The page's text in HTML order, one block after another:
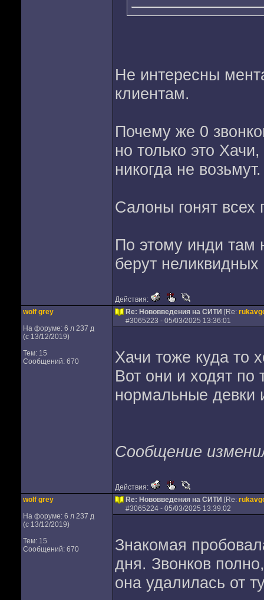
Не интересны
клиентам.
Почему же 0
но только это
никогда не возьмут.
Салоны гонят всех
По этому инди там
берут неликвидных
Действия:
wolf grey
На форуме: 6 л 237 д
(с 13/12/2019)
Тем: 15
Сообщений: 670
Re: Нововведения на СИТИ [Re:
#3065223 - 05/03/2025 13:36:01
Хачи тоже куда то
Вот они и ходят по
нормальные девки
Сообщение
Действия:
wolf grey
На форуме: 6 л 237 д
(с 13/12/2019)
Тем: 15
Сообщений: 670
Re: Нововведения на СИТИ [Re:
#3065224- 05/03/2025 13:39:02
Знакомая
дня. Звонков
она удалилась от